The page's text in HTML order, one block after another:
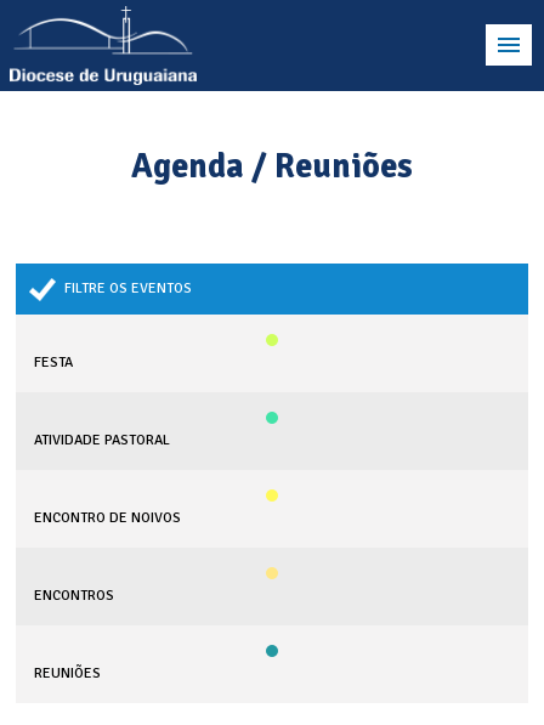
Agenda / Reuniões
FILTRE OS EVENTOS
FESTA
ATIVIDADE PASTORAL
ENCONTRO DE NOIVOS
ENCONTROS
REUNIÕES